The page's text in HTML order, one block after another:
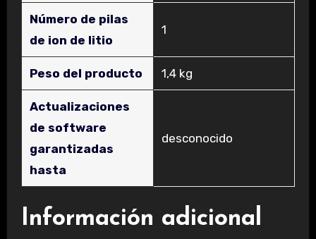
Número de pilas
de ion de litio
‎1
Peso del producto ‎1,4 kg
Actualizaciones
de software
garantizadas
hasta
‎desconocido
Información adicional